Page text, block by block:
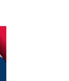
судів –
за